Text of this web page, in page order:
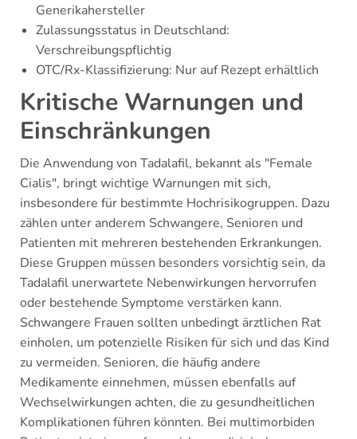
Generikahersteller
Zulassungsstatus in Deutschland:
Verschreibungspflichtig
OTC/Rx-Klassifizierung: Nur auf Rezept erhältlich
Kritische Warnungen und
Einschränkungen
Die Anwendung von Tadalafil, bekannt als "Female
Cialis", bringt wichtige Warnungen mit sich,
insbesondere für bestimmte Hochrisikogruppen. Dazu
zählen unter anderem Schwangere, Senioren und
Patienten mit mehreren bestehenden Erkrankungen.
Diese Gruppen müssen besonders vorsichtig sein, da
Tadalafil unerwartete Nebenwirkungen hervorrufen
oder bestehende Symptome verstärken kann.
Schwangere Frauen sollten unbedingt ärztlichen Rat
einholen, um potenzielle Risiken für sich und das Kind
zu vermeiden. Senioren, die häufig andere
Medikamente einnehmen, müssen ebenfalls auf
Wechselwirkungen achten, die zu gesundheitlichen
Komplikationen führen könnten. Bei multimorbiden